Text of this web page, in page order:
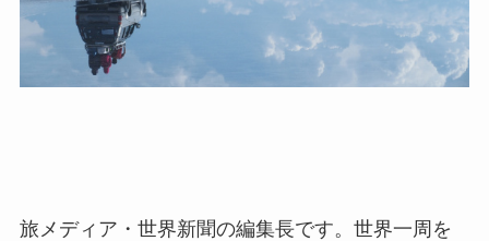
旅メディア・世界新聞の編集長です。世界一周を